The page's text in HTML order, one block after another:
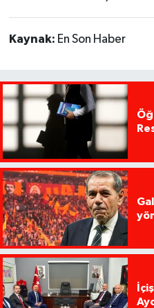
Kaynak: En Son Haber